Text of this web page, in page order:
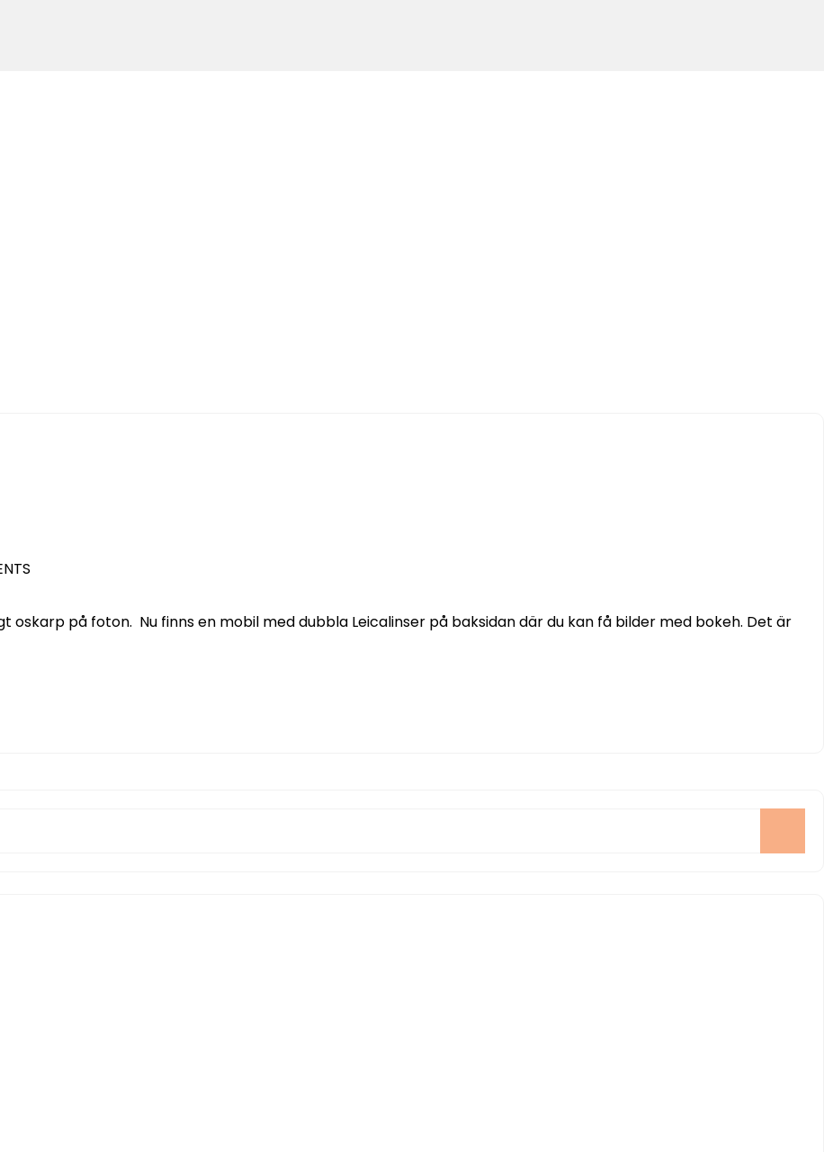
oskarp på foton. Nu finns en mobil med dubbla Leicalinser på baksidan där du kan få bilder med bokeh. Det är